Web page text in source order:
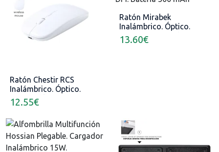
Ratón Chestir RCS
Inalámbrico. Óptico.
Recargable USB
12.55€
Ratón Mirabek
Inalámbrico. Óptico.
Botón DPI. Batería 300
mAh
13.60€